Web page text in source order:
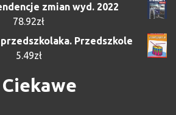
zmian wyd. 2022
78.92zł
Przedszkole
5.49zł
Ciekawe